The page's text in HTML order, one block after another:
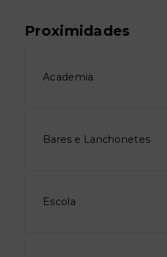
Proximidades
Academia
Bares e Lanchonetes
Escola